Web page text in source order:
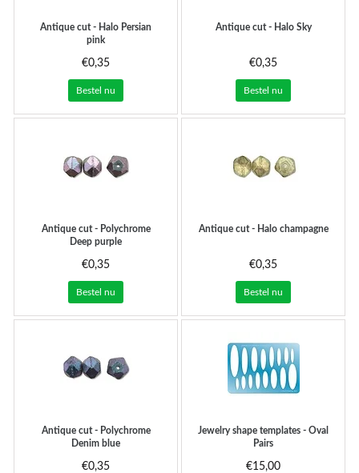
Antique cut - Halo Persian
pink
€0,35
Bestel nu
Antique cut - Halo Sky
€0,35
Bestel nu
Antique cut - Polychrome
Deep purple
€0,35
Bestel nu
Antique cut - Halo champagne
€0,35
Bestel nu
Antique cut - Polychrome
Denim blue
€0,35
Jewelry shape templates - Oval
Pairs
€15,00